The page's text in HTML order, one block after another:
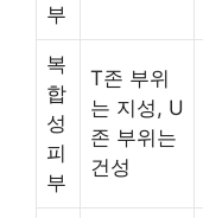
부
복
합
성
피
부
T존 부위
는 지성, U
존 부위는
건성